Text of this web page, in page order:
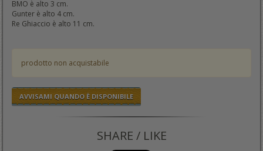
BMO è alto 3 cm.
Gunter è alto 4 cm.
Re Ghiaccio è alto 11 cm.
prodotto non acquistabile
AVVISAMI QUANDO È DISPONIBILE
SHARE / LIKE